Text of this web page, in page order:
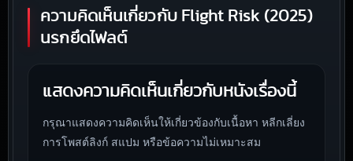
ความคิดเห็นเกี่ยวกับ Flight Risk (2025)
นรกยึดไฟลต์
แสดงความคิดเห็นเกี่ยวกับหนังเรื่องนี้
กรุณาแสดงความคิดเห็นให้เกี่ยวข้องกับเนื้อหา หลีกเลี่ยง
การโพสต์ลิงก์ สแปม หรือข้อความไม่เหมาะสม